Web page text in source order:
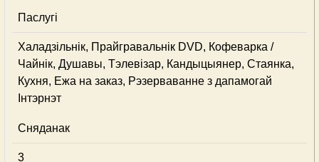
Паслугі
Халадзільнік, Прайгравальнік DVD, Кофеварка /
Чайнік, Душавы, Тэлевізар, Кандыцыянер, Стаянка,
Кухня, Ежа на заказ, Рэзерваванне з дапамогай
Інтэрнэт
Сняданак
3